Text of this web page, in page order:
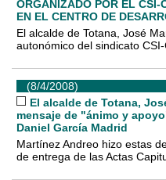
ORGANIZADO POR EL CSI-
EN EL CENTRO DE
El alcalde de Totana, José
autonómico del sindicato CSI-
(8/4/2008)
El alcalde de Totana,
mensaje de "ánimo y
Daniel García Madrid
Martínez Andreo hizo estas
de entrega de las Actas